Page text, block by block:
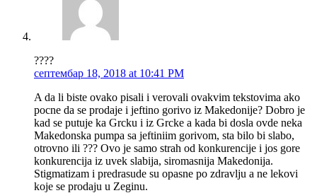
????
септембар 18, 2018 at 10:41 PM
A da li biste ovako pisali i verovali ovakvim tekstovima ako
pocne da se prodaje i jeftino gorivo iz Makedonije? Dobro je
kad se putuje ka Grcku i iz Grcke a kada bi dosla ovde neka
Makedonska pumpa sa jeftiniim gorivom, sta bilo bi slabo,
otrovno ili ??? Ovo je samo strah od konkurencije i jos gore
konkurencija iz uvek slabija, siromasnija Makedonija.
Stigmatizam i predrasude su opasne po zdravlju a ne lekovi
koje se prodaju u Zeginu.